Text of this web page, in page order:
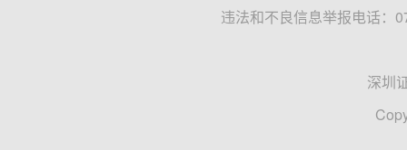
违法和不良信息举报电话：
深圳